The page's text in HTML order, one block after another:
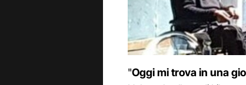
"Oggi mi trova in una